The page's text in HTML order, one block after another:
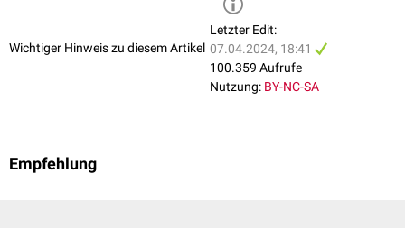
Wichtiger Hinweis zu diesem Artikel
Letzter Edit:
07.04.2024, 18:41
100.359 Aufrufe
Nutzung: BY-NC-SA
Empfehlung